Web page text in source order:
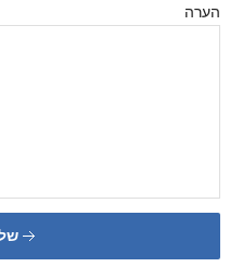
הערה
שלח תגובה